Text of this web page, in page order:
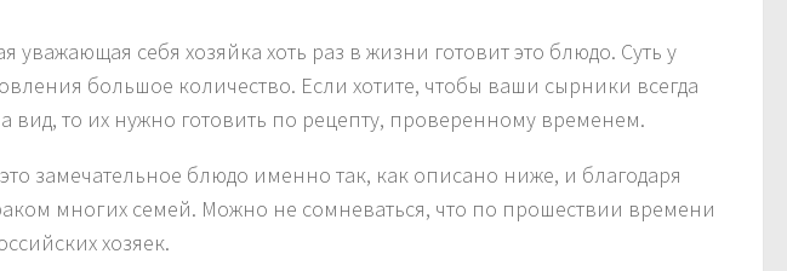
уважающая себя хозяйка хоть раз в жизни готовит это блюдо. Суть у
большое количество. Если хотите, чтобы ваши сырники всегда
вид, то их нужно готовить по рецепту, проверенному временем.
замечательное блюдо именно так, как описано ниже, и благодаря
многих семей. Можно не сомневаться, что по прошествии времени
хозяек.